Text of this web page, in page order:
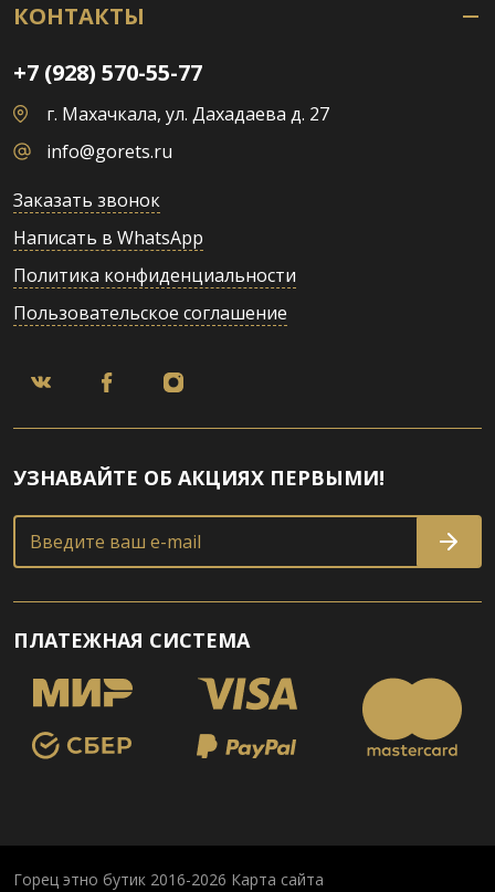
КОНТАКТЫ
+7 (928) 570-55-77
г. Махачкала, ул. Дахадаева д. 27
info@gorets.ru
Заказать звонок
Написать в WhatsApp
Политика конфиденциальности
Пользовательское соглашение
УЗНАВАЙТЕ ОБ АКЦИЯХ ПЕРВЫМИ!
Введите ваш e-mail
ПЛАТЕЖНАЯ СИСТЕМА
Горец этно бутик 2016-2026 Карта сайта